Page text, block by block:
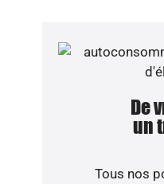
De
un
Tous nos